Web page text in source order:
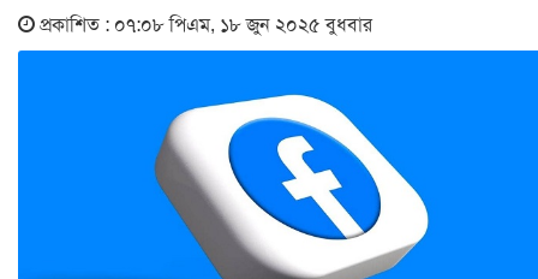
প্রকাশিত : ০৭:০৮ পিএম, ১৮ জুন ২০২৫ বুধবার